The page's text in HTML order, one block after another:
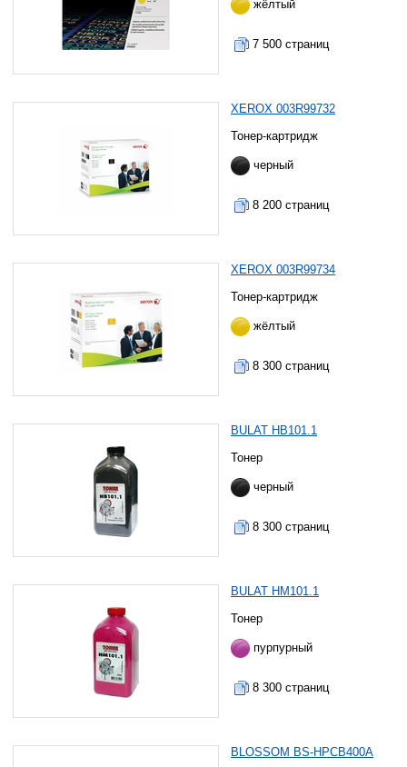
жёлтый
7 500 страниц
XEROX 003R99732
Тонер-картридж
черный
8 200 страниц
XEROX 003R99734
Тонер-картридж
жёлтый
8 300 страниц
BULAT HB101.1
Тонер
черный
8 300 страниц
BULAT HM101.1
Тонер
пурпурный
8 300 страниц
BLOSSOM BS-HPCB400A